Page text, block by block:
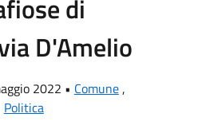
di
D'Amelio
2022 • Comune,
Politica